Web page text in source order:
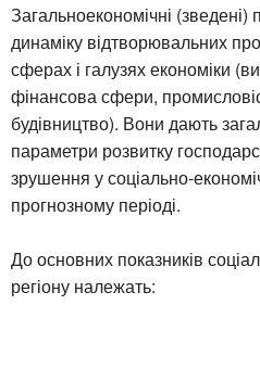
Загальноекономічні
динаміку відтворювальних
сферах і галузях економіки
фінансова сфери,
будівництво). Вони дають
параметри розвитку
зрушення у соціально-
прогнозному періоді.
До основних показників
регіону належать: